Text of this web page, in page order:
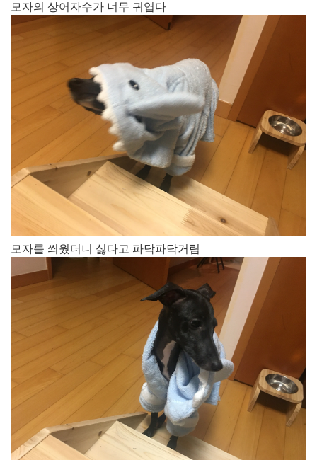
모자의 상어자수가 너무 귀엽다​
​모자를 씌웠더니 싫다고 파닥파닥거림